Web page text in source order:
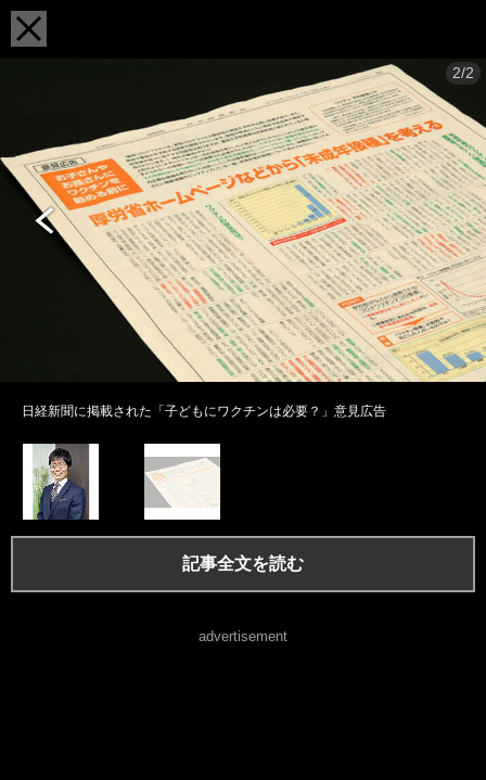
2/2
日経新聞に掲載された「子どもにワクチンは必要？」意見広告
記事全文を読む
advertisement